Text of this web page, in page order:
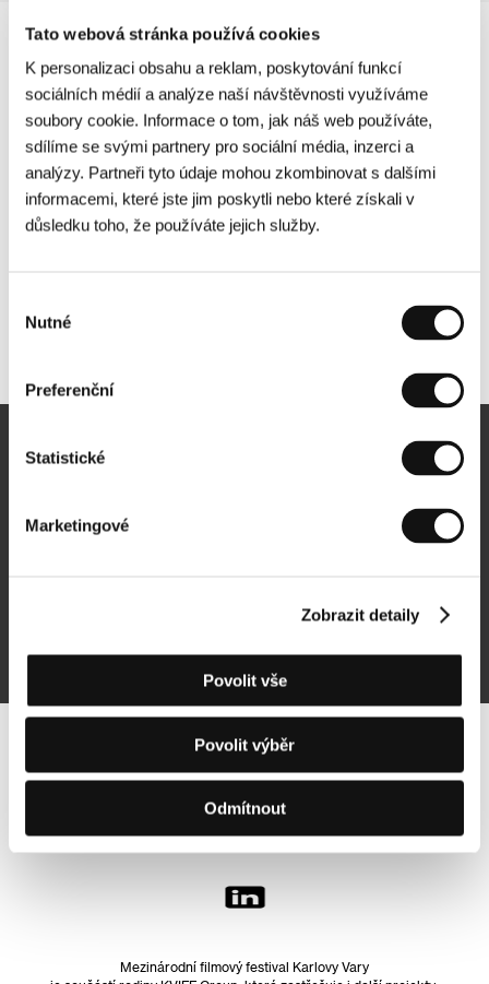
Tato webová stránka používá cookies
K personalizaci obsahu a reklam, poskytování funkcí
sociálních médií a analýze naší návštěvnosti využíváme
soubory cookie. Informace o tom, jak náš web používáte,
sdílíme se svými partnery pro sociální média, inzerci a
analýzy. Partneři tyto údaje mohou zkombinovat s dalšími
informacemi, které jste jim poskytli nebo které získali v
důsledku toho, že používáte jejich služby.
souhlasu
Nutné
Preferenční
Statistické
Marketingové
Zobrazit detaily
Povolit vše
Povolit výběr
Odmítnout
Přihlášením souhlasím sezpracováním osobních údajů
Sledujte nás na síti:
Mezinárodní filmový festival Karlovy Vary